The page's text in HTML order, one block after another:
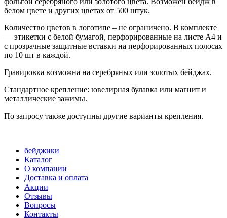
белом цвете и других цветах от 500 штук.
Количество цветов в логотипе – не ограничено. В комплекте
— этикетки с белой бумагой, перфорированные на листе A4 и
с прозрачные защитные вставки на перфорированных полосах
по 10 шт в каждой.
Гравировка возможна на серебряных или золотых бейджах.
Стандартное крепление: ювелирная булавка или магнит и
металлические зажимы.
По запросу также доступны другие варианты крепления.
бейджики
Каталог
О компании
Доставка и оплата
Акции
Отзывы
Вопросы
Контакты